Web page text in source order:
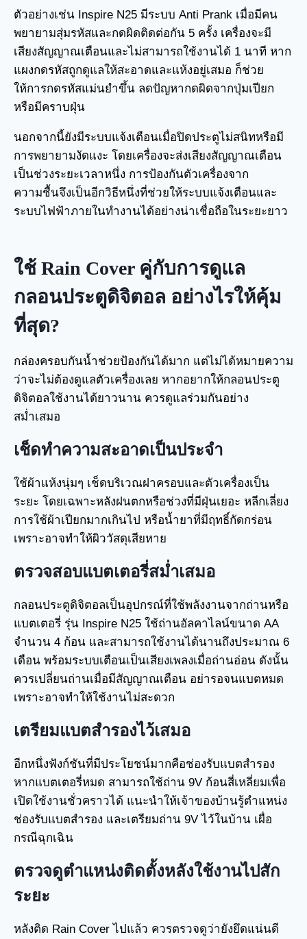
ตัวอย่างเช่น Inspire N25 มีระบบ Anti Prank เมื่อมีคน
พยายามสุ่มรหัสและกดผิดติดต่อกัน 5 ครั้ง เครื่องจะมี
เสียงสัญญาณเตือนและไม่สามารถใช้งานได้ 1 นาที หาก
แผงกดรหัสถูกดูแลให้สะอาดและแห้งอยู่เสมอ ก็ช่วย
ให้การกดรหัสแม่นยำขึ้น ลดปัญหากดผิดจากปุ่มเปียก
หรือมีคราบฝุ่น
นอกจากนี้ยังมีระบบแจ้งเตือนเมื่อปิดประตูไม่สนิทหรือมี
การพยายามงัดแงะ โดยเครื่องจะส่งเสียงสัญญาณเตือน
เป็นช่วงระยะเวลาหนึ่ง การป้องกันตัวเครื่องจาก
ความชื้นจึงเป็นอีกวิธีหนึ่งที่ช่วยให้ระบบแจ้งเตือนและ
ระบบไฟฟ้าภายในทำงานได้อย่างน่าเชื่อถือในระยะยาว
ใช้ Rain Cover คู่กับการดูแล
กลอนประตูดิจิตอล อย่างไรให้คุ้ม
ที่สุด?
กล่องครอบกันน้ำช่วยป้องกันได้มาก แต่ไม่ได้หมายความ
ว่าจะไม่ต้องดูแลตัวเครื่องเลย หากอยากให้กลอนประตู
ดิจิตอลใช้งานได้ยาวนาน ควรดูแลร่วมกันอย่าง
สม่ำเสมอ
เช็ดทำความสะอาดเป็นประจำ
ใช้ผ้าแห้งนุ่มๆ เช็ดบริเวณฝาครอบและตัวเครื่องเป็น
ระยะ โดยเฉพาะหลังฝนตกหรือช่วงที่มีฝุ่นเยอะ หลีกเลี่ยง
การใช้ผ้าเปียกมากเกินไป หรือน้ำยาที่มีฤทธิ์กัดกร่อน
เพราะอาจทำให้ผิววัสดุเสียหาย
ตรวจสอบแบตเตอรี่สม่ำเสมอ
กลอนประตูดิจิตอลเป็นอุปกรณ์ที่ใช้พลังงานจากถ่านหรือ
แบตเตอรี่ รุ่น Inspire N25 ใช้ถ่านอัลคาไลน์ขนาด AA
จำนวน 4 ก้อน และสามารถใช้งานได้นานถึงประมาณ 6
เดือน พร้อมระบบเตือนเป็นเสียงเพลงเมื่อถ่านอ่อน ดังนั้น
ควรเปลี่ยนถ่านเมื่อมีสัญญาณเตือน อย่ารอจนแบตหมด
เพราะอาจทำให้ใช้งานไม่สะดวก
เตรียมแบตสำรองไว้เสมอ
อีกหนึ่งฟังก์ชันที่มีประโยชน์มากคือช่องรับแบตสำรอง
หากแบตเตอรี่หมด สามารถใช้ถ่าน 9V ก้อนสี่เหลี่ยมเพื่อ
เปิดใช้งานชั่วคราวได้ แนะนำให้เจ้าของบ้านรู้ตำแหน่ง
ช่องรับแบตสำรอง และเตรียมถ่าน 9V ไว้ในบ้าน เผื่อ
กรณีฉุกเฉิน
ตรวจดูตำแหน่งติดตั้งหลังใช้งานไปสัก
ระยะ
หลังติด Rain Cover ไปแล้ว ควรตรวจดูว่ายังยึดแน่นดี